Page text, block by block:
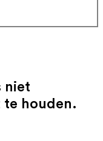
niet
houden.